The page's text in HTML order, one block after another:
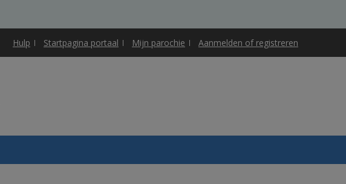
Hulp Startpagina portaal Mijn parochie Aanmelden of registreren